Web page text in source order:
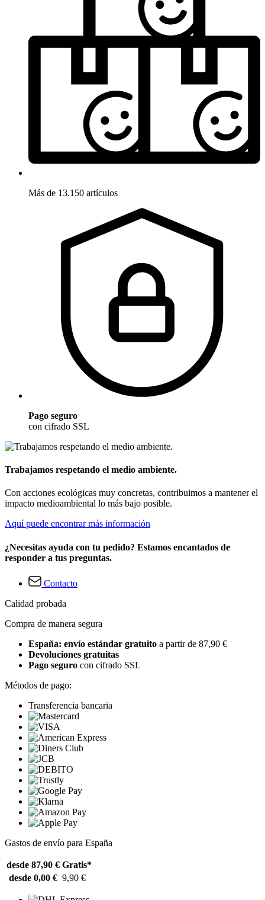
Más de 13.150 artículos
Pago seguro
con cifrado SSL
Trabajamos respetando el medio ambiente.
Con acciones ecológicas muy concretas, contribuimos a mantener el
impacto medioambiental lo más bajo posible.
Aquí puede encontrar más información
¿Necesitas ayuda con tu pedido? Estamos encantados de
responder a tus preguntas.
Contacto
Calidad probada
Compra de manera segura
España: envío estándar gratuito a partir de 87,90 €
Devoluciones gratuitas
Pago seguro con cifrado SSL
Métodos de pago:
Transferencia bancaria
Gastos de envío para España
desde 87,90 € Gratis*
desde 0,00 € 9,90 €